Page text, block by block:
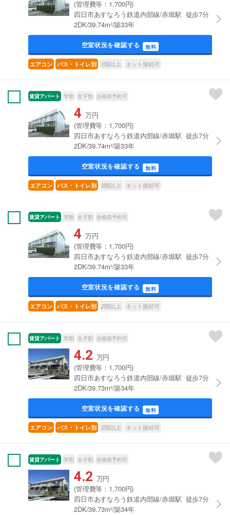
(管理費等：1,700円)
四日市あすなろう鉄道内部線/赤堀駅 徒歩7分
2DK/39.74m²/築33年
空室状況を確認する 無料
エアコン バス・トイレ別 2階以上 ネット接続可
賃貸アパート 学割 女子割 合格前予約可
4 万円
(管理費等：1,700円)
四日市あすなろう鉄道内部線/赤堀駅 徒歩7分
2DK/39.74m²/築33年
空室状況を確認する 無料
エアコン バス・トイレ別 2階以上 ネット接続可
賃貸アパート 学割 女子割 合格前予約可
4 万円
(管理費等：1,700円)
四日市あすなろう鉄道内部線/赤堀駅 徒歩7分
2DK/39.74m²/築33年
空室状況を確認する 無料
エアコン バス・トイレ別 2階以上 ネット接続可
賃貸アパート 学割 女子割 合格前予約可
4.2 万円
(管理費等：1,700円)
四日市あすなろう鉄道内部線/赤堀駅 徒歩7分
2DK/39.73m²/築34年
空室状況を確認する 無料
エアコン バス・トイレ別 2階以上 ネット接続可
賃貸アパート 学割 女子割 合格前予約可
4.2 万円
(管理費等：1,700円)
四日市あすなろう鉄道内部線/赤堀駅 徒歩7分
2DK/39.73m²/築34年